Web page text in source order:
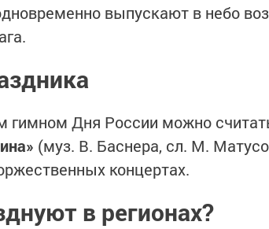
выпускают в небо
гимном Дня России можно
(муз. В. Баснера, сл. М.
концертах.
в регионах?